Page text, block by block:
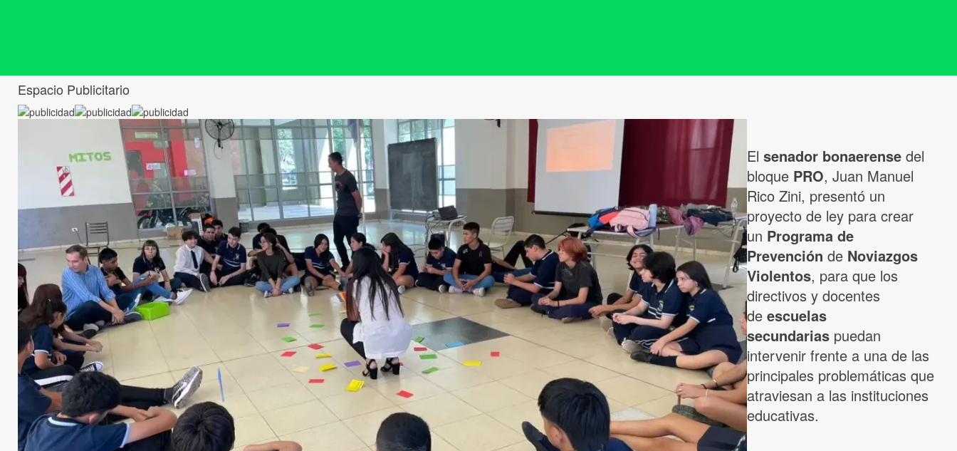
Espacio Publicitario
El senador bonaerense del
bloque PRO, Juan Manuel
Rico Zini, presentó un
proyecto de ley para crear
un Programa de
Prevención de Noviazgos
Violentos, para que los
directivos y docentes
de escuelas
secundarias puedan
intervenir frente a una de las
principales problemáticas que
atraviesan a las instituciones
educativas.